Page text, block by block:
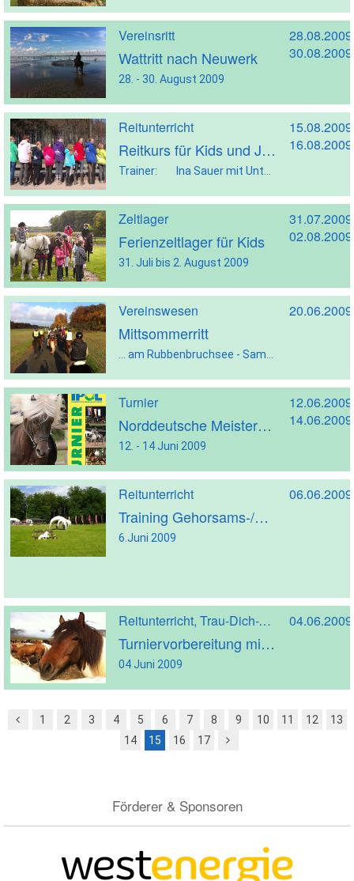
Vereinsritt
Wattritt nach Neuwerk
28. - 30. August 2009
30.08.2009
Reitunterricht
Reitkurs für Kids und Jugendliche
16.08.2009
Zeltlager
Ferienzeltlager für Kids
31. Juli bis 2. August 2009
02.08.2009
Vereinswesen
Mittsommerritt
Turnier
Norddeutsche Meisterschaft 2009
12. - 14 Juni 2009
14.06.2009
Reitunterricht
Training Gehorsams-/Reiterprüfung
6.Juni 2009
Reitunterricht, Trau-Dich-Training
Turniervorbereitung mit Susanne Brengelmann
04 Juni 2009
04.06.2009
1 2 3 4 5 6 7 8 9 10 11 12
13
14
15 16 17
Förderer & Sponsoren